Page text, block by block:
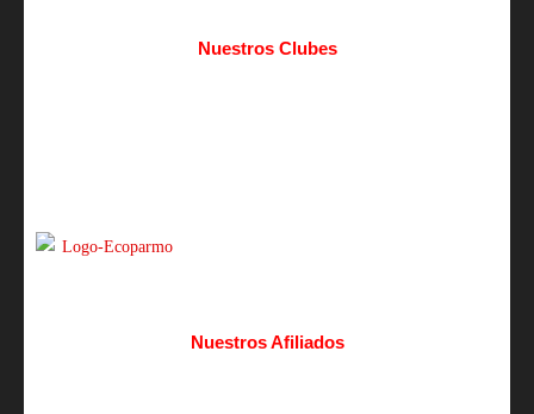
Nuestros Clubes
Nuestros Afiliados